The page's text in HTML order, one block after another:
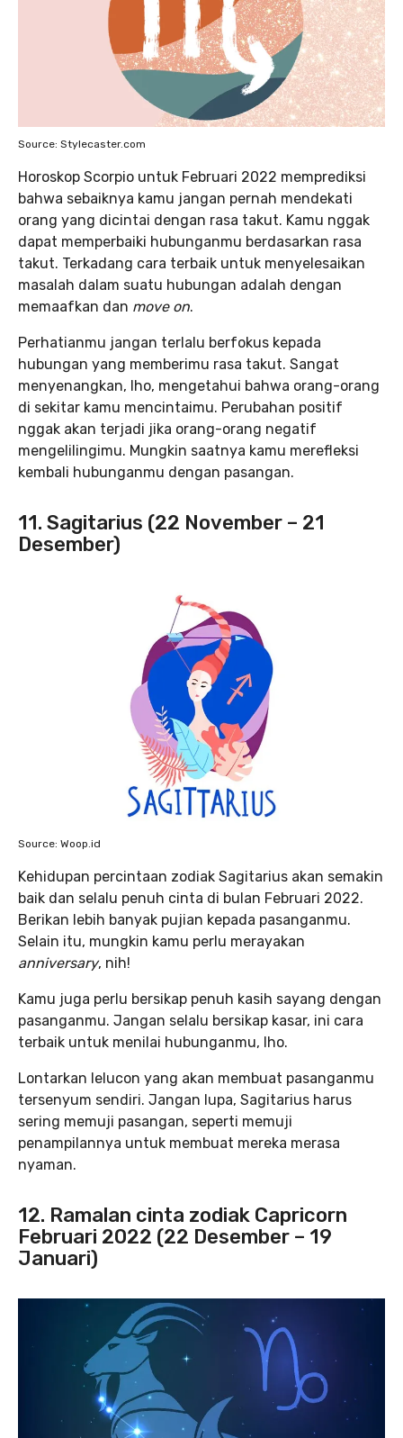
Source: Stylecaster.com
Horoskop Scorpio untuk Februari 2022 memprediksi
bahwa sebaiknya kamu jangan pernah mendekati
orang yang dicintai dengan rasa takut. Kamu nggak
dapat memperbaiki hubunganmu berdasarkan rasa
takut. Terkadang cara terbaik untuk menyelesaikan
masalah dalam suatu hubungan adalah dengan
memaafkan dan move on.
Perhatianmu jangan terlalu berfokus kepada
hubungan yang memberimu rasa takut. Sangat
menyenangkan, lho, mengetahui bahwa orang-orang
di sekitar kamu mencintaimu. Perubahan positif
nggak akan terjadi jika orang-orang negatif
mengelilingimu. Mungkin saatnya kamu merefleksi
kembali hubunganmu dengan pasangan.
11. Sagitarius (22 November – 21
Desember)
Source: Woop.id
Kehidupan percintaan zodiak Sagitarius akan semakin
baik dan selalu penuh cinta di bulan Februari 2022.
Berikan lebih banyak pujian kepada pasanganmu.
Selain itu, mungkin kamu perlu merayakan
anniversary, nih!
Kamu juga perlu bersikap penuh kasih sayang dengan
pasanganmu. Jangan selalu bersikap kasar, ini cara
terbaik untuk menilai hubunganmu, lho.
Lontarkan lelucon yang akan membuat pasanganmu
tersenyum sendiri. Jangan lupa, Sagitarius harus
sering memuji pasangan, seperti memuji
penampilannya untuk membuat mereka merasa
nyaman.
12. Ramalan cinta zodiak Capricorn
Februari 2022 (22 Desember – 19
Januari)